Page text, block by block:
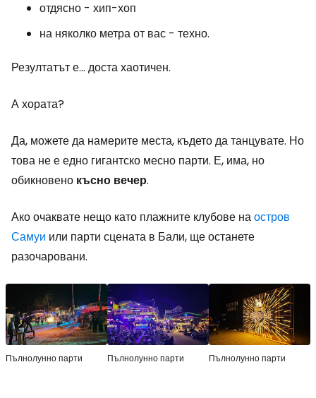
отдясно - хип-хоп
на няколко метра от вас - техно.
Резултатът е... доста хаотичен.
А хората?
Да, можете да намерите места, където да танцувате. Но
това не е едно гигантско месно парти. Е, има, но
обикновено късно вечер.
Ако очаквате нещо като плажните клубове наостров
Самуи или парти сцената в Бали, ще останете
разочаровани.
Пълнолунно парти Пълнолунно парти Пълнолунно парти